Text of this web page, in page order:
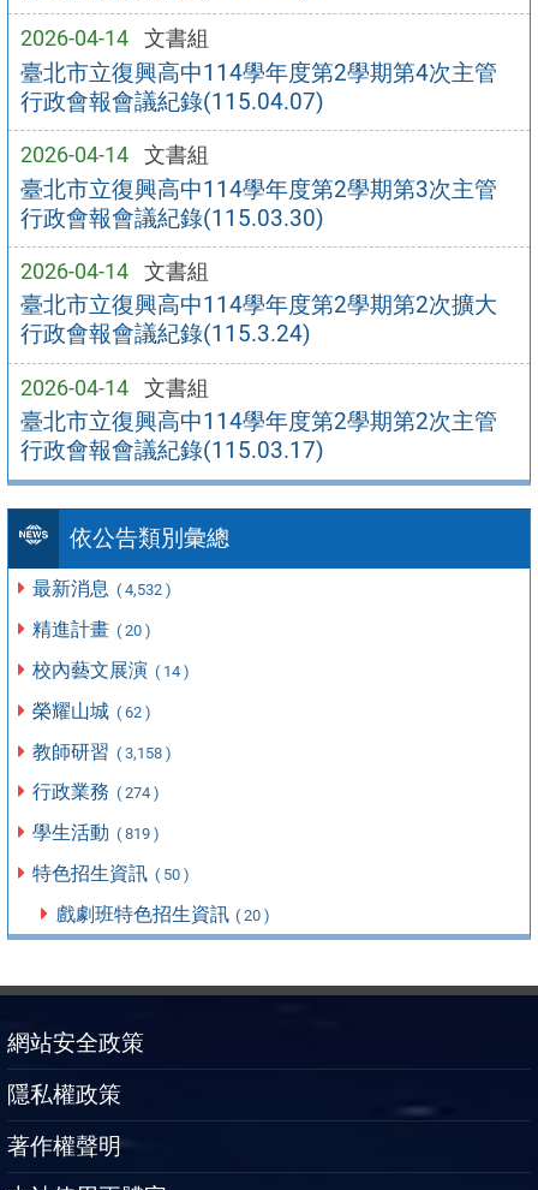
2026-04-14 文書組
臺北市立復興高中114學年度第2學期第4次主管
行政會報會議紀錄(115.04.07)
2026-04-14 文書組
臺北市立復興高中114學年度第2學期第3次主管
行政會報會議紀錄(115.03.30)
2026-04-14 文書組
臺北市立復興高中114學年度第2學期第2次擴大
行政會報會議紀錄(115.3.24)
2026-04-14 文書組
臺北市立復興高中114學年度第2學期第2次主管
行政會報會議紀錄(115.03.17)
依公告類別彙總
最新消息 ( 4,532 )
精進計畫 ( 20 )
校內藝文展演 ( 14 )
榮耀山城 ( 62 )
教師研習 ( 3,158 )
行政業務 ( 274 )
學生活動 ( 819 )
特色招生資訊 ( 50 )
戲劇班特色招生資訊 ( 20 )
網站安全政策
隱私權政策
著作權聲明